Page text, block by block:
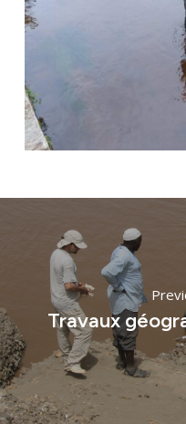
Travaux
Actualités
Savoir-